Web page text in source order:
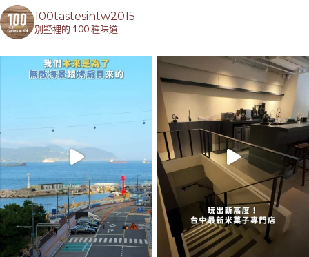
100tastesintw2015
別墅裡的 100 種味道